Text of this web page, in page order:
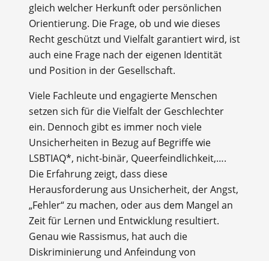
gleich welcher Herkunft oder persönlichen
Orientierung. Die Frage, ob und wie dieses
Recht geschützt und Vielfalt garantiert wird, ist
auch eine Frage nach der eigenen Identität
und Position in der Gesellschaft.
Viele Fachleute und engagierte Menschen
setzen sich für die Vielfalt der Geschlechter
ein. Dennoch gibt es immer noch viele
Unsicherheiten in Bezug auf Begriffe wie
LSBTIAQ*, nicht-binär, Queerfeindlichkeit,….
Die Erfahrung zeigt, dass diese
Herausforderung aus Unsicherheit, der Angst,
„Fehler“ zu machen, oder aus dem Mangel an
Zeit für Lernen und Entwicklung resultiert.
Genau wie Rassismus, hat auch die
Diskriminierung und Anfeindung von